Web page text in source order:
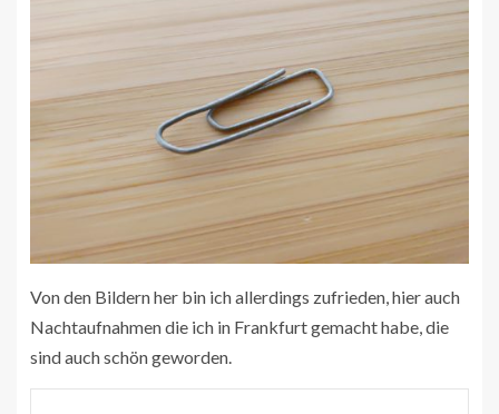
Von den Bildern her bin ich allerdings zufrieden, hier auch
Nachtaufnahmen die ich in Frankfurt gemacht habe, die
sind auch schön geworden.